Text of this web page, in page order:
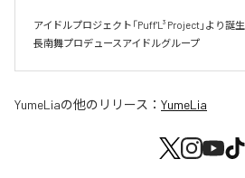
アイドルプロジェクト「Puff'L³ Project」より誕生
長南舞プロデュースアイドルグループ
YumeLiaの他のリリース： YumeLia